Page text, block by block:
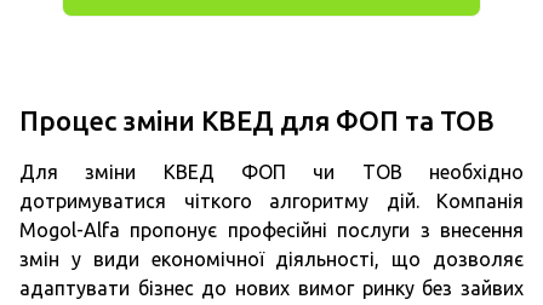
Процес зміни КВЕД для ФОП та ТОВ
Для зміни КВЕД ФОП чи ТОВ необхідно
дотримуватися чіткого алгоритму дій. Компанія
Mogol-Alfa пропонує професійні послуги з внесення
змін у види економічної діяльності, що дозволяє
адаптувати бізнес до нових вимог ринку без зайвих